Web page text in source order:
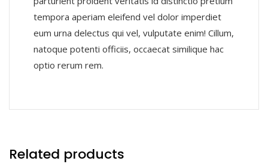
tempora aperiam eleifend vel dolor imperdiet
eum urna delectus qui vel, vulputate enim! Cillum,
natoque potenti officiis, occaecat similique hac
optio rerum rem.
Related products